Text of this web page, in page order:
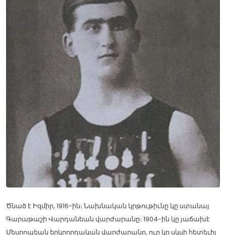
Ծնած է Իզմիր, 1916-ին։ Նախնական կրթութիւնը կը ստանայ
Գարաթաշի Վարդանեան վարժարանը։ 1904-ին կը յաճախէ
Մեսրոպեան երկրորդական վարժարանը, ուր կը սկսի հետեւիլ